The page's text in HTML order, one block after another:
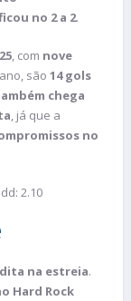
no 2 a 2.
, com nove
são 14 gols
chega
, já que a
no
2.10
na estreia.
Hard Rock